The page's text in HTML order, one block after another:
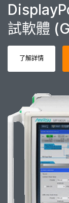
試軟體
了解詳情